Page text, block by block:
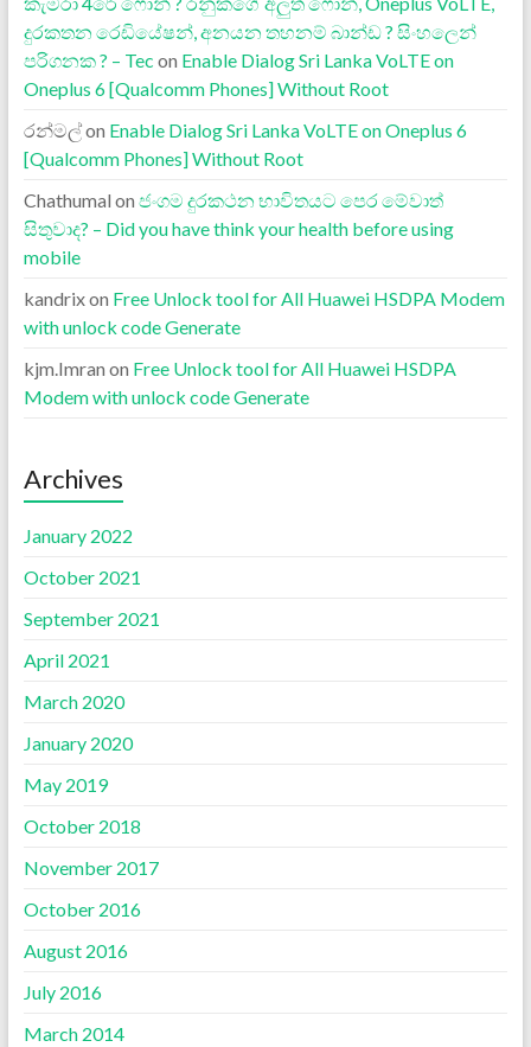
දුරකතන රෙඩියේෂන්, අනයන තහනම් බාන්ඩ ? සිංහලෙන්
පරිගනක ? – Tec on Enable Dialog Sri Lanka VoLTE on
Oneplus 6 [Qualcomm Phones] Without Root
රන්මල්on Enable Dialog Sri Lanka VoLTE on Oneplus 6
[Qualcomm Phones] Without Root
Chathumal on ජංගම දුරකථන භාවිතයට පෙර මේවාත්
සිතුවාද? – Did you have think your health before using
mobile
kandrixon Free Unlock tool for All Huawei HSDPA Modem
with unlock code Generate
kjm.Imran on Free Unlock tool for All Huawei HSDPA
Modem with unlock code Generate
Archives
January 2022
October 2021
September 2021
April 2021
March 2020
January 2020
May 2019
October 2018
November 2017
October 2016
August 2016
July 2016
March 2014